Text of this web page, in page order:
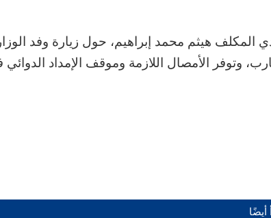
المكلف هيثم محمد إبراهيم، حول زيارة وفد
وتوفر الأمصال اللازمة وموقف الإمداد
أيضًا